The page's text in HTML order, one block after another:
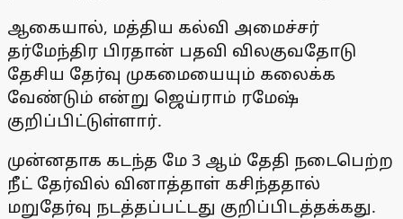
ஆகையால், மத்திய கல்வி அமைச்சர்
தர்மேந்திர பிரதான் பதவி விலகுவதோடு
தேசிய தேர்வு முகமையையும் கலைக்க
வேண்டும் என்று ஜெய்ராம் ரமேஷ்
குறிப்பிட்டுள்ளார்.
முன்னதாக கடந்த மே 3 ஆம் தேதி நடைபெற்ற
நீட் தேர்வில் வினாத்தாள் கசிந்ததால்
மறுதேர்வு நடத்தப்பட்டது குறிப்பிடத்தக்கது.